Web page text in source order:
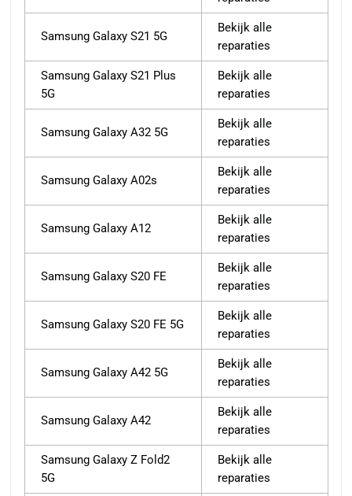
Samsung Galaxy S21 5G
Bekijk alle
reparaties
Samsung Galaxy S21 Plus
5G
Bekijk alle
reparaties
Samsung Galaxy A32 5G
Bekijk alle
reparaties
Samsung Galaxy A02s
Bekijk alle
reparaties
Samsung Galaxy A12
Bekijk alle
reparaties
Samsung Galaxy S20 FE
Bekijk alle
reparaties
Samsung Galaxy S20 FE 5G
Bekijk alle
reparaties
Samsung Galaxy A42 5G
Bekijk alle
reparaties
Samsung Galaxy A42
Bekijk alle
reparaties
Samsung Galaxy Z Fold2
5G
Bekijk alle
reparaties